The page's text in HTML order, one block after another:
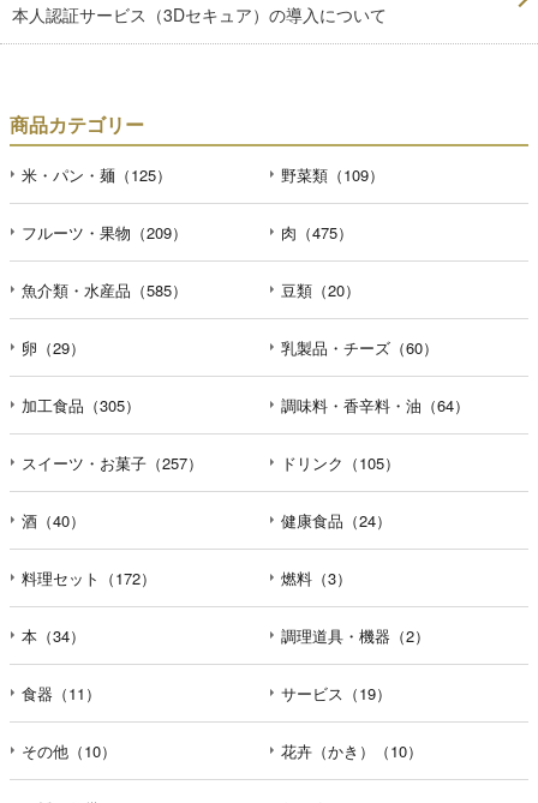
本人認証サービス（3Dセキュア）の導入について
商品カテゴリー
米・パン・麺（125） 野菜類（109）
フルーツ・果物（209） 肉（475）
魚介類・水産品（585） 豆類（20）
卵（29） 乳製品・チーズ（60）
加工食品（305） 調味料・香辛料・油（64）
スイーツ・お菓子（257） ドリンク（105）
酒（40） 健康食品（24）
料理セット（172） 燃料（3）
本（34） 調理道具・機器（2）
食器（11） サービス（19）
その他（10） 花卉（かき）（10）